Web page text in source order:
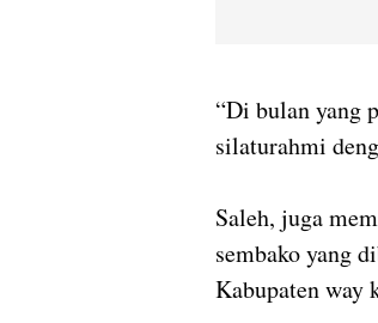
“Di bulan yang
silaturahmi
Saleh, juga
sembako yang
Kabupaten way